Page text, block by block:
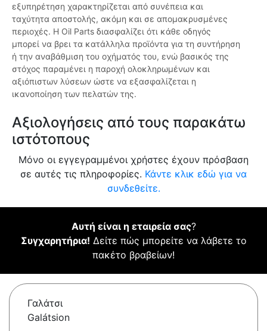
εξυπηρέτηση χαρακτηρίζεται από συνέπεια και
ταχύτητα αποστολής, ακόμη και σε απομακρυσμένες
περιοχές. Η Oil Parts διασφαλίζει ότι κάθε οδηγός
μπορεί να βρει τα κατάλληλα προϊόντα για τη συντήρηση
ή την αναβάθμιση του οχήματός του, ενώ βασικός της
στόχος παραμένει η παροχή ολοκληρωμένων και
αξιόπιστων λύσεων ώστε να εξασφαλίζεται η
ικανοποίηση των πελατών της.
Αξιολογήσεις από τους παρακάτω
ιστότοπους
Μόνο οι εγγεγραμμένοι χρήστες έχουν πρόσβαση
σε αυτές τις πληροφορίες. Κάντε κλικ εδώ για να
συνδεθείτε.
Αυτή είναι η εταιρεία σας?
Συγχαρητήρια! Δείτε πώς μπορείτε να λάβετε το
πακέτο βραβείων!
Γαλάτσι
Galátsion